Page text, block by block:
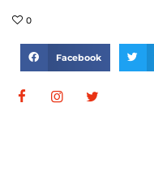
0
Facebook